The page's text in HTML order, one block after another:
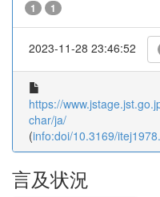
1 1
2023-11-28 23:46:52
https://
char/ja/
(info:doi/10.3169/
言及状況